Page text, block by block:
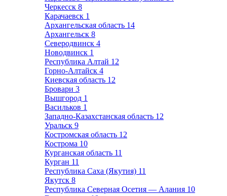
Черкесск 8
Карачаевск 1
Архангельская область 14
Архангельск 8
Северодвинск 4
Новодвинск 1
Республика Алтай 12
Горно-Алтайск 4
Киевская область 12
Бровари 3
Вышгород 1
Васильков 1
Западно-Казахстанская область 12
Уральск 9
Костромская область 12
Кострома 10
Курганская область 11
Курган 11
Республика Саха (Якутия) 11
Якутск 8
Республика Северная Осетия — Алания 10